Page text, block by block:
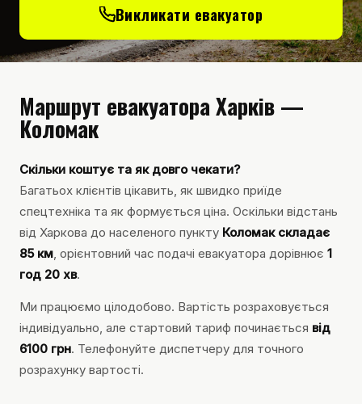
Викликати евакуатор
Маршрут евакуатора Харків —
Коломак
Скільки коштує та як довго чекати?
Багатьох клієнтів цікавить, як швидко приїде
спецтехніка та як формується ціна. Оскільки відстань
від Харкова до населеного пункту Коломак складає
85 км, орієнтовний час подачі евакуатора дорівнює 1
год 20 хв.
Ми працюємо цілодобово. Вартість розраховується
індивідуально, але стартовий тариф починається від
6100 грн. Телефонуйте диспетчеру для точного
розрахунку вартості.